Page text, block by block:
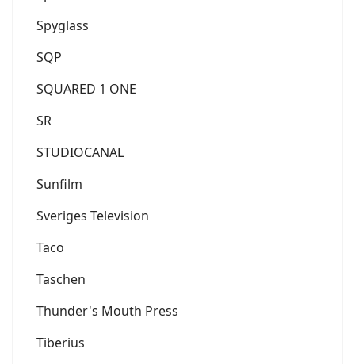
Spyglass
SQP
SQUARED 1 ONE
SR
STUDIOCANAL
Sunfilm
Sveriges Television
Taco
Taschen
Thunder's Mouth Press
Tiberius